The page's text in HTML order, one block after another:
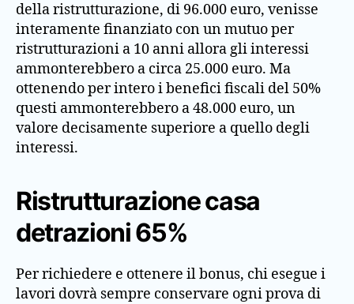
della ristrutturazione, di 96.000 euro, venisse
interamente finanziato con un mutuo per
ristrutturazioni a 10 anni allora gli interessi
ammonterebbero a circa 25.000 euro. Ma
ottenendo per intero i benefici fiscali del 50%
questi ammonterebbero a 48.000 euro, un
valore decisamente superiore a quello degli
interessi.
Ristrutturazione casa
detrazioni 65%
Per richiedere e ottenere il bonus, chi esegue i
lavori dovrà sempre conservare ogni prova di